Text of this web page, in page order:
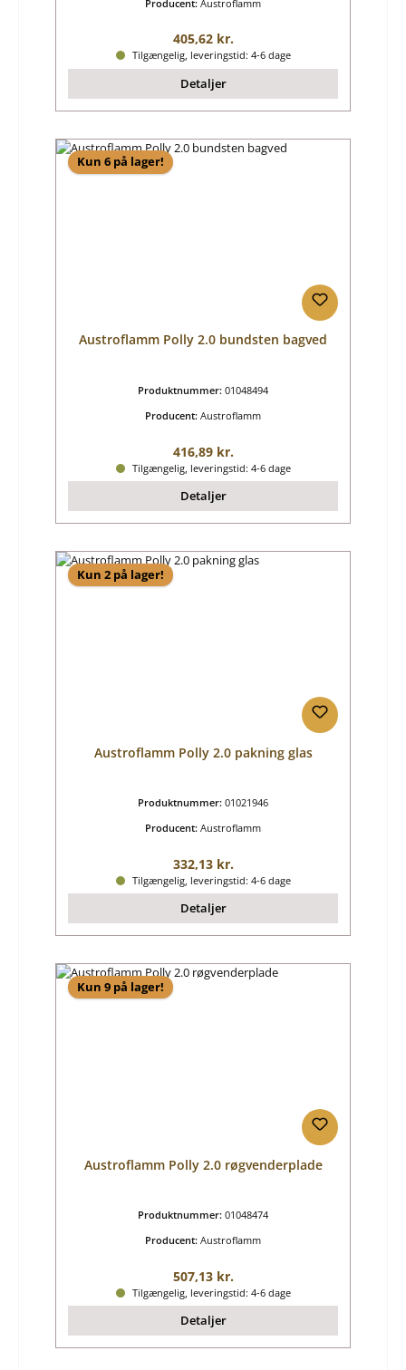
Producent: Austroflamm
Almindelig pris:
405,62 kr.
Tilgængelig, leveringstid: 4-6 dage
Detaljer
Kun 6 på lager!
Austroflamm Polly 2.0 bundsten bagved
Produktnummer: 01048494
Producent: Austroflamm
Almindelig pris:
416,89 kr.
Tilgængelig, leveringstid: 4-6 dage
Detaljer
Kun 2 på lager!
Austroflamm Polly 2.0 pakning glas
Produktnummer: 01021946
Producent: Austroflamm
Almindelig pris:
332,13 kr.
Tilgængelig, leveringstid: 4-6 dage
Detaljer
Kun 9 på lager!
Austroflamm Polly 2.0 røgvenderplade
Produktnummer: 01048474
Producent: Austroflamm
Almindelig pris:
507,13 kr.
Tilgængelig, leveringstid: 4-6 dage
Detaljer